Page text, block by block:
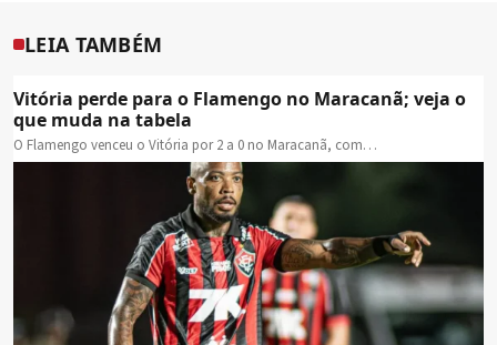
LEIA TAMBÉM
Vitória perde para o Flamengo no Maracanã; veja o
que muda na tabela
O Flamengo venceu o Vitória por 2 a 0 no Maracanã, com…